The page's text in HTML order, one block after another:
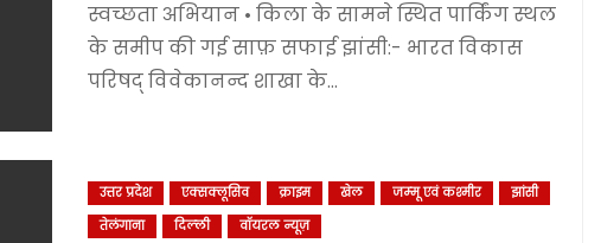
स्वच्छता अभियान • किला के सामने स्थित पार्किंग स्थल
के समीप की गई साफ़ सफाई झांसी:- भारत विकास
परिषद् विवेकानन्द शाखा के…
उत्तर प्रदेश एक्सक्लूसिव क्राइम खेल जम्‍मू एवं कश्‍मीर
झांसी
तेलंगाना
दिल्‍ली वॉयरल न्यूज़